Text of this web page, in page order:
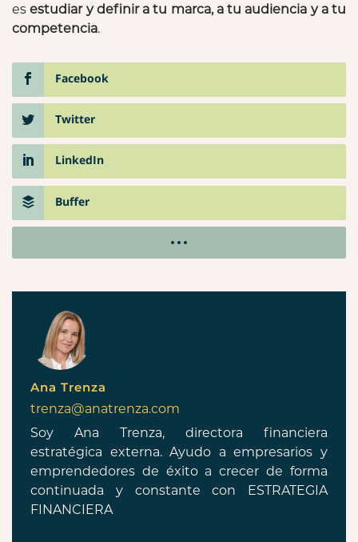
esestudiar y definir a tu marca, a tu audiencia y a tu
competencia.
Facebook
Twitter
LinkedIn
Buffer
Ana Trenza
trenza@anatrenza.com
Soy Ana Trenza, directora financiera
estratégica externa. Ayudo a empresarios y
emprendedores de éxito a crecer de forma
continuada y constante con ESTRATEGIA
FINANCIERA